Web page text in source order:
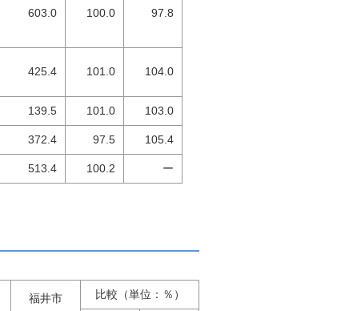
603.0 100.0 97.8
425.4 101.0 104.0
139.5 101.0 103.0
372.4 97.5 105.4
513.4 100.2 ー
福井市
比較（単位：％）